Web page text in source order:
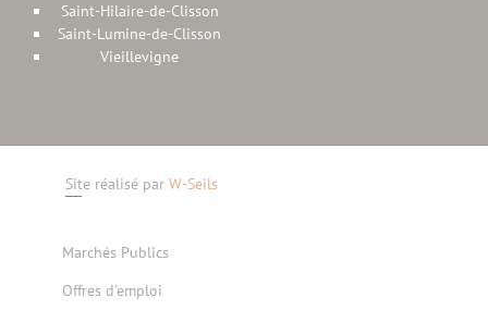
Saint-Hilaire-de-Clisson
Saint-Lumine-de-Clisson
Vieillevigne
Site réalisé par W-Seils
Marchés Publics
Offres d'emploi